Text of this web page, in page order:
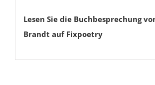
Lesen Sie die Buchbesprechung
Brandt auf Fixpoetry